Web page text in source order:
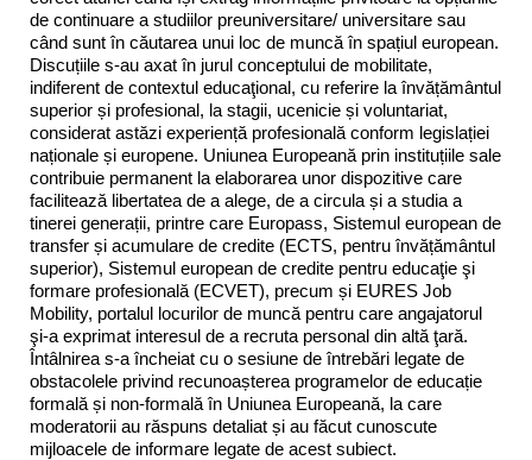
de continuare a studiilor preuniversitare/ universitare sau
când sunt în căutarea unui loc de muncă în spațiul european.
Discuțiile s-au axat în jurul conceptului de mobilitate,
indiferent de contextul educaţional, cu referire la învățământul
superior și profesional, la stagii, ucenicie și voluntariat,
considerat astăzi experiență profesională conform legislației
naționale și europene. Uniunea Europeană prin instituțiile sale
contribuie permanent la elaborarea unor dispozitive care
facilitează libertatea de a alege, de a circula și a studia a
tinerei generații, printre care Europass, Sistemul european de
transfer și acumulare de credite (ECTS, pentru învățământul
superior), Sistemul european de credite pentru educaţie şi
formare profesională (ECVET), precum și EURES Job
Mobility, portalul locurilor de muncă pentru care angajatorul
şi-a exprimat interesul de a recruta personal din altă ţară.
Întâlnirea s-a încheiat cu o sesiune de întrebări legate de
obstacolele privind recunoașterea programelor de educație
formală și non-formală în Uniunea Europeană, la care
moderatorii au răspuns detaliat și au făcut cunoscute
mijloacele de informare legate de acest subiect.